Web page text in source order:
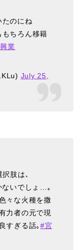
のにね
ちろん移籍
業
July 25,
肢は､
ないでしょ…｡
々な火種を撒
力者の元で現
すぎる話｡#宮